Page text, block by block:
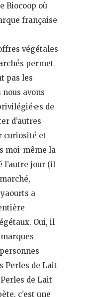
Biocoop où
française
végétales
permet
pas les
avons
de
d’autres
curiosité et
moi-même la
l’autre jour (il
a
Oui, il
Perles de Lait
de Lait
c’est une